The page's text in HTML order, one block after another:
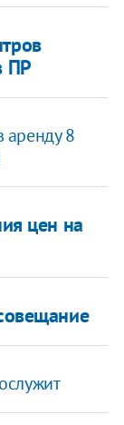
ПР
аренду 8
цен на